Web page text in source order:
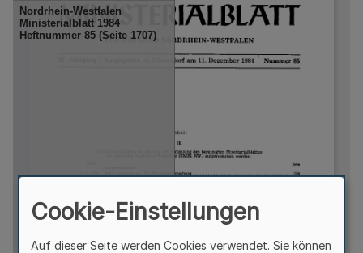
Cookie-Einstellungen
Auf dieser Seite werden Cookies verwendet. Sie können